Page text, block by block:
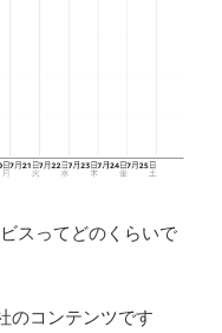
スってどのくらいで
のコンテンツです